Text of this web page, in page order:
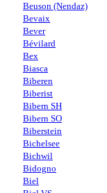
Beuson (Nendaz)
Bevaix
Bever
Bévilard
Bex
Biasca
Biberen
Biberist
Bibern SH
Bibern SO
Biberstein
Bichelsee
Bichwil
Bidogno
Biel